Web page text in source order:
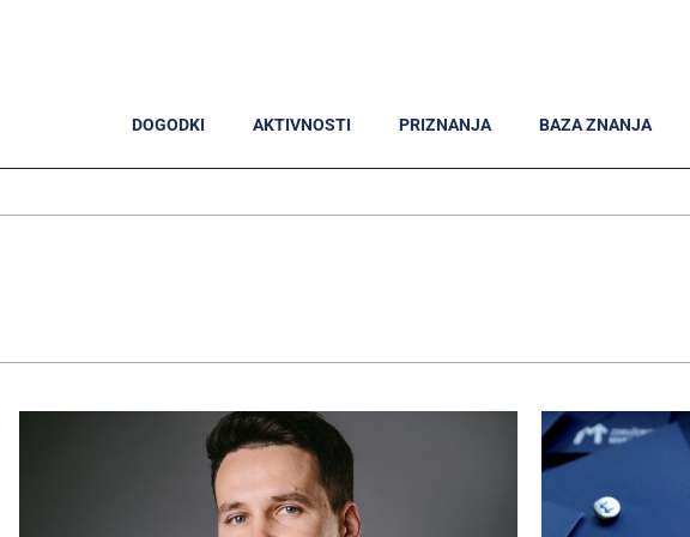
DOGODKI AKTIVNOSTI PRIZNANJA BAZA ZNANJA